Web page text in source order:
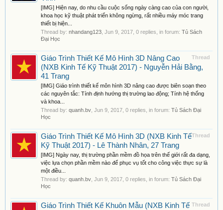
[IMG] Hiện nay, do nhu cầu cuộc sống ngày càng cao của con người,
khoa học kỹ thuật phát triển không ngừng, rất nhiều máy móc trang
thiết bị hiện...
Thread by: nhandang123 Jun 9, 2017 , 0 replies, in forum: Tủ Sách
Đại Học
Thread
Giáo Trình Thiết Kế Mô Hình 3D Nâng Cao
(NXB Kinh Tế Kỹ Thuật 2017) - Nguyễn Hải Bằng,
41 Trang
[IMG] Giáo trình thiết kế môn hình 3D nâng cao được biên soạn theo
các nguyên tắc: Tính định hướng thị trường lao động; Tính hệ thống
và khoa...
Thread by: quanh.bv Jun 9, 2017 , 0 replies, in forum: Tủ Sách Đại
Học
Thread
Giáo Trình Thiết Kế Mô Hình 3D (NXB Kinh Tế
Kỹ Thuật 2017) - Lê Thành Nhân, 27 Trang
[IMG] Ngày nay, thị trường phần mềm đồ họa trên thế giới rất đa dạng,
việc lựa chọn phần mềm nào để phục vụ tốt cho công việc thực sự là
một điều...
Thread by: quanh.bv Jun 9, 2017 , 0 replies, in forum: Tủ Sách Đại
Học
Thread
Giáo Trình Thiết Kế Khuôn Mẫu (NXB Kinh Tế